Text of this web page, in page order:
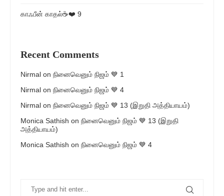
காஃபீன் காதல்☕❤️ 9
Recent Comments
Nirmal on நினைவெனும் நிஜம் 💙 1
Nirmal on நினைவெனும் நிஜம் 💙 4
Nirmal on நினைவெனும் நிஜம் 💙 13 (இறுதி அத்தியாயம்)
Monica Sathish on நினைவெனும் நிஜம் 💙 13 (இறுதி
அத்தியாயம்)
Monica Sathish on நினைவெனும் நிஜம் 💙 4